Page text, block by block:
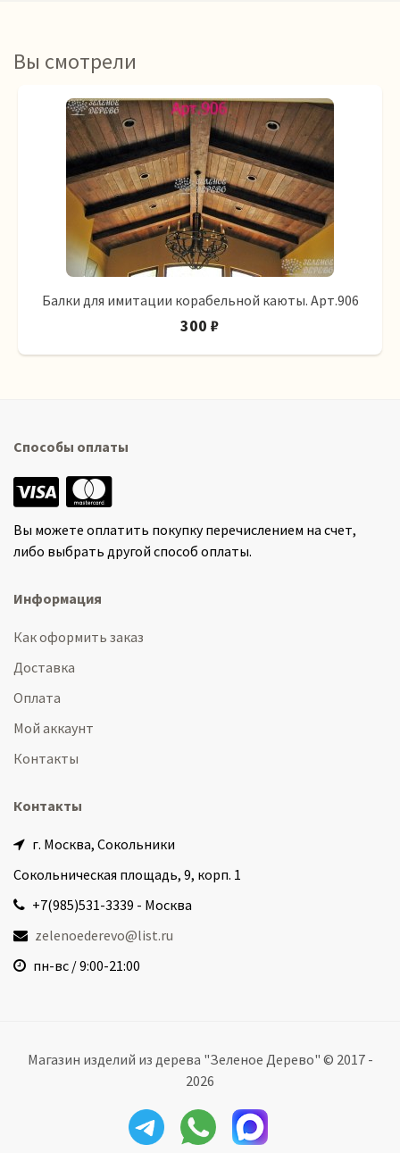
Вы смотрели
Балки для имитации корабельной каюты. Арт.906
300 ₽
Способы оплаты
Вы можете оплатить покупку перечислением на счет,
либо выбрать другой способ оплаты.
Информация
Как оформить заказ
Доставка
Оплата
Мой аккаунт
Контакты
Контакты
г. Москва, Сокольники
Сокольническая площадь, 9, корп. 1
+7(985)531-3339 - Москва
zelenoederevo@list.ru
пн-вс / 9:00-21:00
Магазин изделий из дерева "Зеленое Дерево" © 2017 -
2026